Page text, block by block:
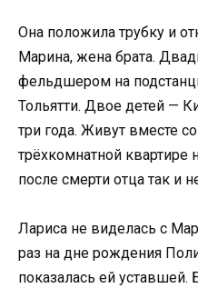
Она положила трубку и
Марина, жена брата.
фельдшером на
Тольятти. Двое детей —
три года. Живут вместе
трёхкомнатной
после смерти отца так и
Лариса не виделась с
раз на дне рождения
показалась ей